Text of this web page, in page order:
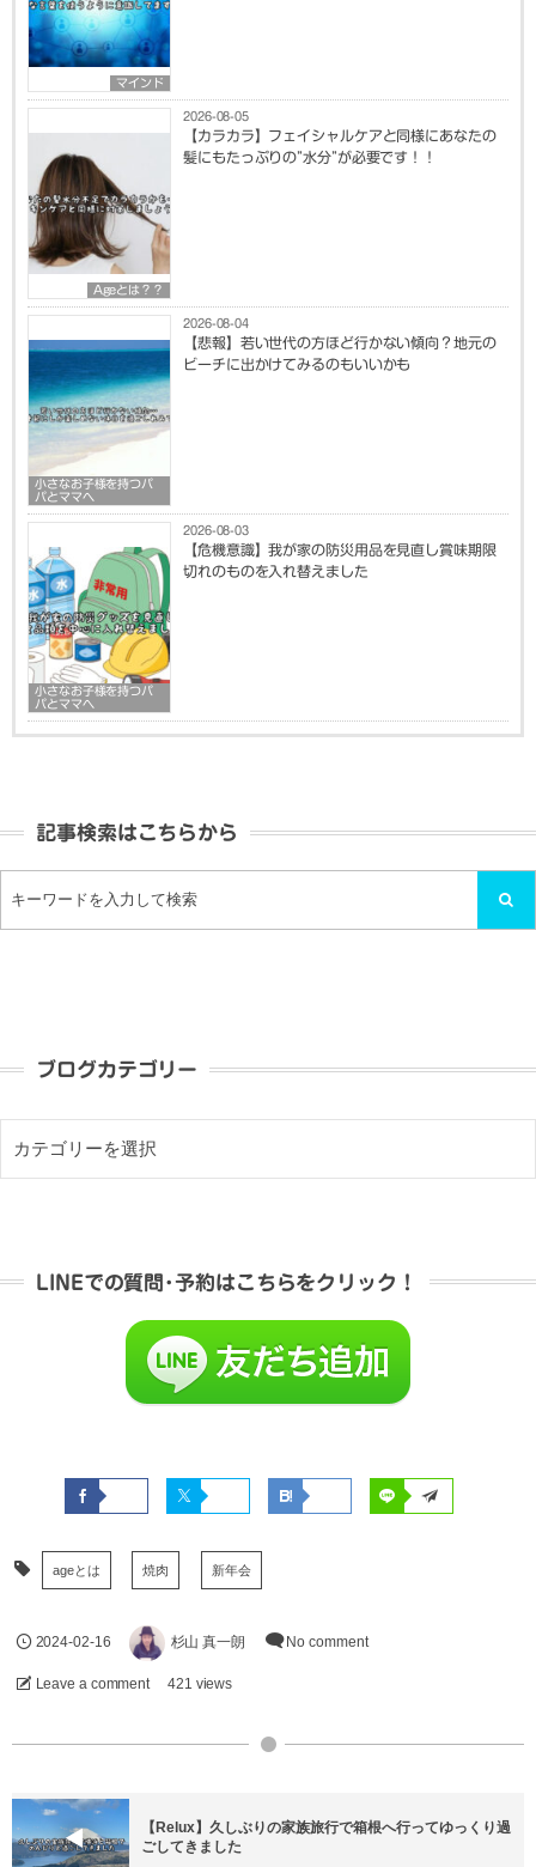
マインド
Ageとは？？
2026-08-05
【カラカラ】フェイシャルケアと同様にあなたの
髪にもたっぷりの”水分”が必要です！！
小さなお子様を持つパ
パとママへ
2026-08-04
【悲報】若い世代の方ほど行かない傾向？地元の
ビーチに出かけてみるのもいいかも
小さなお子様を持つパ
パとママへ
2026-08-03
【危機意識】我が家の防災用品を見直し賞味期限
切れのものを入れ替えました
記事検索はこちらから
ブログカテゴリー
LINEでの質問･予約はこちらをクリック！
ageとは 焼肉 新年会
2024-02-16 杉山 真一朗 No comment
Leave a comment 421 views
【Relux】久しぶりの家族旅行で箱根へ行ってゆっくり過
ごしてきました